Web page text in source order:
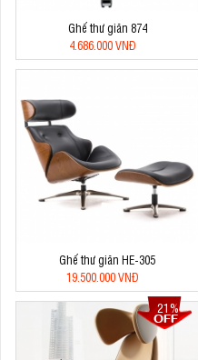
Ghế thư giãn 874
4.686.000 VNĐ
Ghế thư giãn HE-305
19.500.000 VNĐ
21%